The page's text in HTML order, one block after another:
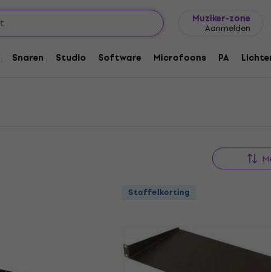
Muziker-zone
Aanmelden
Snaren Studio Software Microfoons PA
Staffelkorting